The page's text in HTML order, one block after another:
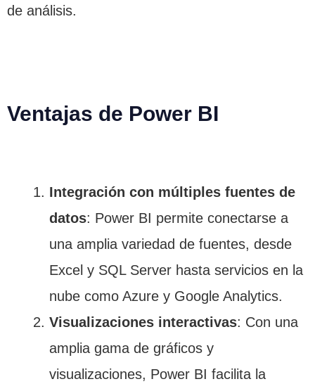
de análisis.
Ventajas de Power BI
Integración con múltiples fuentes de
datos: Power BI permite conectarse a
una amplia variedad de fuentes, desde
Excel y SQL Server hasta servicios en la
nube como Azure y Google Analytics.
Visualizaciones interactivas: Con una
amplia gama de gráficos y
visualizaciones, Power BI facilita la